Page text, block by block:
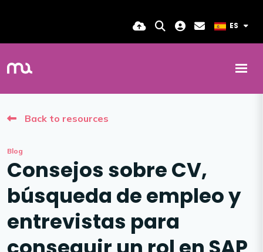
ES
Back to resources
Blog
Consejos sobre CV,
búsqueda de empleo y
entrevistas para